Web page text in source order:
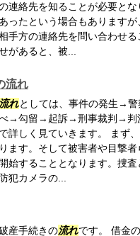
連絡先を知ることが必要と
ったという場合もあります
手方の連絡先を問い合わせ
があると、被...
流れ
流れとしては、事件の発生→
→勾留→起訴→刑事裁判→判
詳しく見ていきます。 まず
ます。そして被害者や目撃
始することとなります。捜
犯カメラの...
産手続きの流れです。 借金